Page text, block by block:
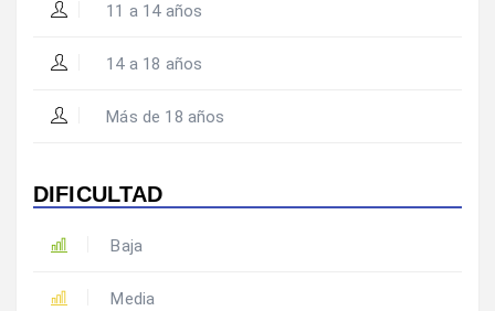
11 a 14 años
14 a 18 años
Más de 18 años
DIFICULTAD
Baja
Media